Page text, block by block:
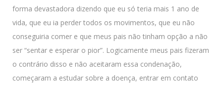
forma devastadora dizendo que eu só teria mais 1 ano de
vida, que eu ia perder todos os movimentos, que eu não
conseguiria comer e que meus pais não tinham opção a não
ser “sentar e esperar o pior”. Logicamente meus pais fizeram
o contrário disso e não aceitaram essa condenação,
começaram a estudar sobre a doença, entrar em contato